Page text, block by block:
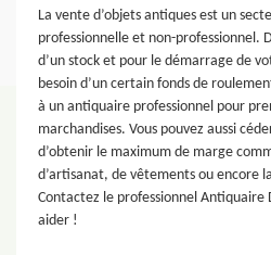
La vente d’objets antiques est un
professionnelle et non-professionnel.
d’un stock et pour le démarrage de
besoin d’un certain fonds de
à un antiquaire professionnel pour
marchandises. Vous pouvez aussi
d’obtenir le maximum de marge
d’artisanat, de vêtements ou encore
Contactez le professionnel Antiquaire
aider !